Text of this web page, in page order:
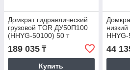
Домкрат гидравлический
грузовой TOR ДУ50П100
(HHYG-50100) 50 т
189 035 ₸
Купить
44